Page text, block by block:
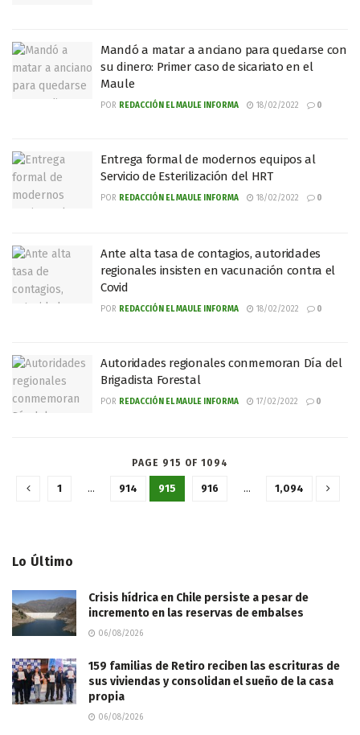
Mandó a matar a anciano para quedarse con
su dinero: Primer caso de sicariato en el
Maule
POR REDACCIÓN EL MAULE INFORMA 18/02/2022 0
Entrega formal de modernos equipos al
Servicio de Esterilización del HRT
POR REDACCIÓN EL MAULE INFORMA 18/02/2022 0
Ante alta tasa de contagios, autoridades
regionales insisten en vacunación contra el
Covid
POR REDACCIÓN EL MAULE INFORMA 18/02/2022 0
Autoridades regionales conmemoran Día del
Brigadista Forestal
POR REDACCIÓN EL MAULE INFORMA 17/02/2022 0
PAGE 915 OF 1094
1 … 914 915 916 … 1,094
Lo Último
Crisis hídrica en Chile persiste a pesar de
incremento en las reservas de embalses
06/08/2026
159 familias de Retiro reciben las escrituras de
sus viviendas y consolidan el sueño de la casa
propia
06/08/2026